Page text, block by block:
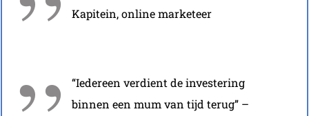
Kapitein, online marketeer
“Iedereen verdient de investering
binnen een mum van tijd terug” –